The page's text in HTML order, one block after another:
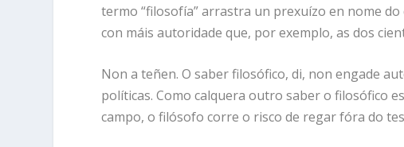
termo “filosofía” arrastra un prexuízo en nome
con máis autoridade que, por exemplo, as dos
Non a teñen. O saber filosófico, di, non engade
políticas. Como calquera outro saber o filosófico
campo, o filósofo corre o risco de regar fóra do